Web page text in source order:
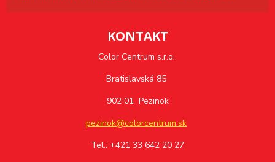
KONTAKT
Color Centrum s.r.o.
Bratislavská 85
902 01 Pezinok
pezinok@colorcentrum.sk
Tel.: +421 33 642 20 27